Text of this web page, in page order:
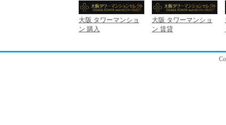
大阪 タワーマンショ
ン 購入
大阪 タワーマンショ
ン 賃貸